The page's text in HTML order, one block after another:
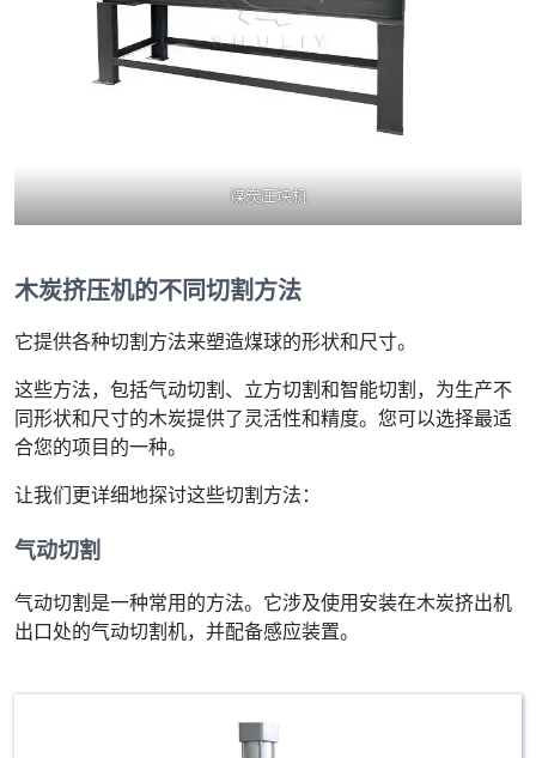
煤炭压块机
木炭挤压机的不同切割方法
它提供各种切割方法来塑造煤球的形状和尺寸。
这些方法，包括气动切割、立方切割和智能切割，为生产不
同形状和尺寸的木炭提供了灵活性和精度。您可以选择最适
合您的项目的一种。
让我们更详细地探讨这些切割方法：
气动切割
气动切割是一种常用的方法。它涉及使用安装在木炭挤出机
出口处的气动切割机，并配备感应装置。